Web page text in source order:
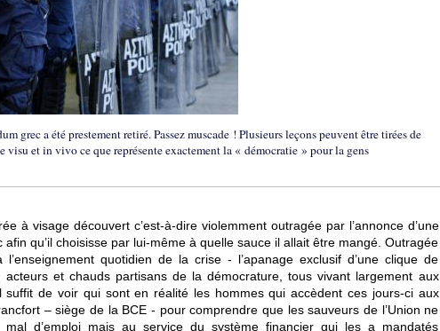
grec a été prestement retiré. Passez muscade ! Plusieurs leçons peuvent être tirées de
visu et in vivo ce que représente exactement la « démocratie » pour la gens
à visage découvert c’est-à-dire violemment outragée par l’annonce d’une
qu’il choisisse par lui-même à quelle sauce il allait être mangé. Outragée
quotidien de la crise - l’apanage exclusif d’une clique de
acteurs et chauds partisans de la démocrature, tous vivant largement aux
suffit de voir qui sont en réalité les hommes qui accèdent ces jours-ci aux
– siège de la BCE - pour comprendre que les sauveurs de l’Union ne
d’emploi mais au service du système financier qui les a mandatés